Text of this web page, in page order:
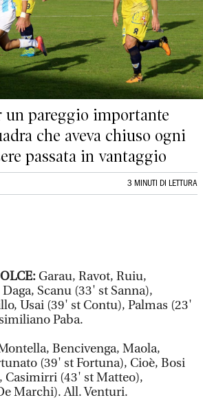
un pareggio importante
che aveva chiuso ogni
passata in vantaggio
3 MINUTI DI LETTURA
Garau, Ravot, Ruiu,
Scanu (33' st Sanna),
Usai (39' st Contu), Palmas (23'
Paba.
Bencivenga, Maola,
(39' st Fortuna), Cioè, Bosi
Casimirri (43' st Matteo),
Marchi). All. Venturi.